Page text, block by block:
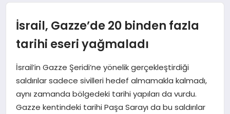
SPOR
İsrail, Gazze’de 20 binden fazla
tarihi eseri yağmaladı
İsrail’in Gazze Şeridi’ne yönelik gerçekleştirdiği
saldırılar sadece sivilleri hedef almamakla kalmadı,
aynı zamanda bölgedeki tarihi yapıları da vurdu.
Gazze kentindeki tarihi Paşa Sarayı da bu saldırılar